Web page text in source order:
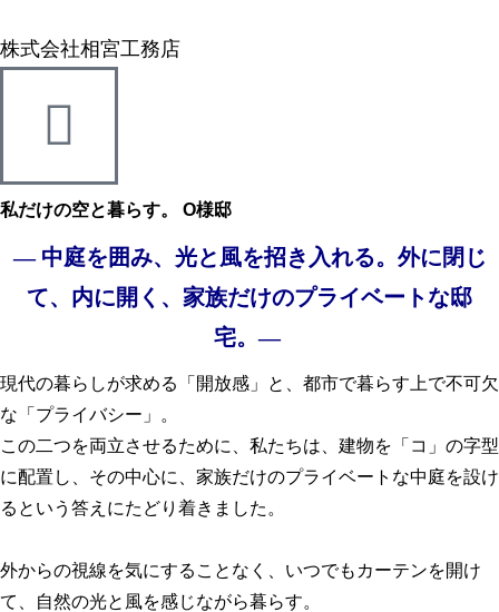
株式会社相宮工務店
私だけの空と暮らす。 O様邸
― 中庭を囲み、光と風を招き入れる。外に閉じ
て、内に開く、家族だけのプライベートな邸
宅。―
現代の暮らしが求める「開放感」と、都市で暮らす上で不可欠
な「プライバシー」。
この二つを両立させるために、私たちは、建物を「コ」の字型
に配置し、その中心に、家族だけのプライベートな中庭を設け
るという答えにたどり着きました。
外からの視線を気にすることなく、いつでもカーテンを開け
て、自然の光と風を感じながら暮らす。